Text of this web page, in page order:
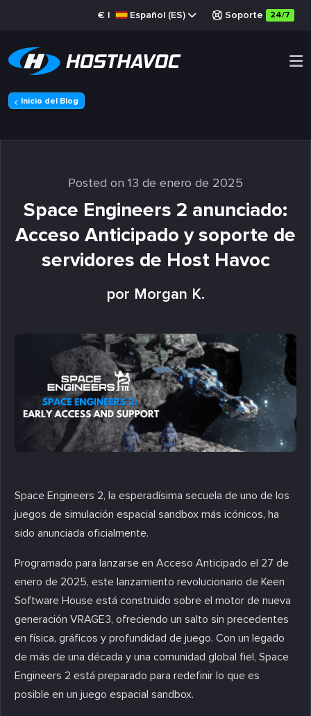
€ | Español (ES) Soporte 24/7
Inicio del Blog
Posted on 13 de enero de 2025
Space Engineers 2 anunciado:
Acceso Anticipado y soporte de
servidores de Host Havoc
por Morgan K.
Space Engineers 2, la esperadísima secuela de uno de los
juegos de simulación espacial sandbox más icónicos, ha
sido anunciada oficialmente.
Programado para lanzarse en Acceso Anticipado el 27 de
enero de 2025, este lanzamiento revolucionario de Keen
Software House está construido sobre el motor de nueva
generación VRAGE3, ofreciendo un salto sin precedentes
en física, gráficos y profundidad de juego. Con un legado
de más de una década y una comunidad global fiel, Space
Engineers 2 está preparado para redefinir lo que es
posible en un juego espacial sandbox.